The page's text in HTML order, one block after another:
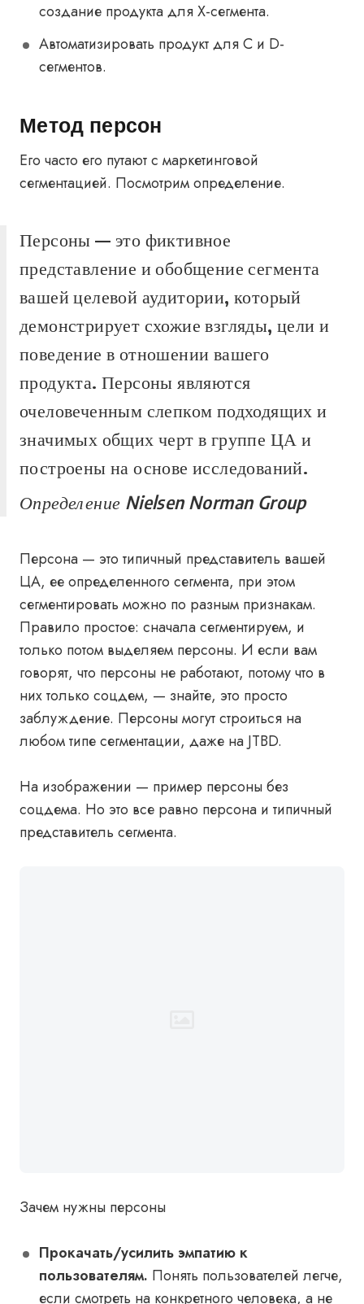
создание продукта для X-сегмента.
Автоматизировать продукт для C и D-
сегментов.
Метод персон
Его часто его путают с маркетинговой
сегментацией. Посмотрим определение.
Персоны — это фиктивное
представление и обобщение сегмента
вашей целевой аудитории, который
демонстрирует схожие взгляды, цели и
поведение в отношении вашего
продукта. Персоны являются
очеловеченным слепком подходящих и
значимых общих черт в группе ЦА и
построены на основе исследований.
Определение Nielsen Norman Group
Персона — это типичный представитель вашей
ЦА, ее определенного сегмента, при этом
сегментировать можно по разным признакам.
Правило простое: сначала сегментируем, и
только потом выделяем персоны. И если вам
говорят, что персоны не работают, потому что в
них только соцдем, — знайте, это просто
заблуждение. Персоны могут строиться на
любом типе сегментации, даже на JTBD.
На изображении — пример персоны без
соцдема. Но это все равно персона и типичный
представитель сегмента.
Зачем нужны персоны
Прокачать/усилить эмпатию к
пользователям. Понять пользователей легче,
если смотреть на конкретного человека, а не